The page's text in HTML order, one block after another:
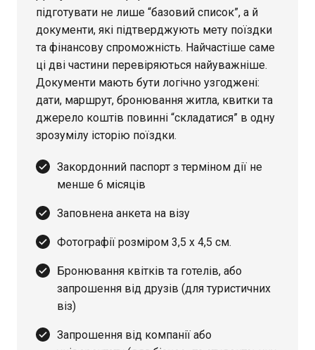
підготувати не лише “базовий список”, а й
документи, які підтверджують мету поїздки
та фінансову спроможність. Найчастіше саме
ці дві частини перевіряються найуважніше.
Документи мають бути логічно узгоджені:
дати, маршрут, бронювання житла, квитки та
джерело коштів повинні “складатися” в одну
зрозумілу історію поїздки.
Закордонний паспорт з терміном дії не
менше 6 місяців
Заповнена анкета на візу
Фотографії розміром 3,5 х 4,5 см.
Бронювання квітків та готелів, або
запрошення від друзів (для туристичних
віз)
Запрошення від компанії або